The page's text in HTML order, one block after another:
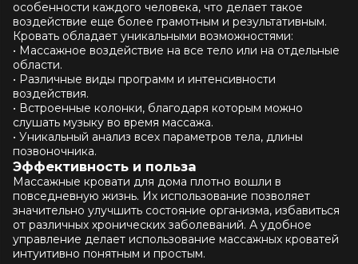
особенности каждого человека, что делает такое
воздействие еще более грамотным и результативным.
Кровать обладает уникальными возможностями:
• Массажное воздействие на все тело или на отдельные
области.
• Различные виды программ и интенсивности
воздействия.
• Встроенные колонки, благодаря которым можно
слушать музыку во время массажа.
• Уникальный анализ всех параметров тела, длины
позвоночника.
Эффективность и польза
Массажные кровати для дома плотно вошли в
повседневную жизнь. Их использование позволяет
значительно улучшить состояние организма, избавиться
от различных хронических заболеваний. А удобное
управление делает использование массажных кроватей
интуитивно понятным и простым.